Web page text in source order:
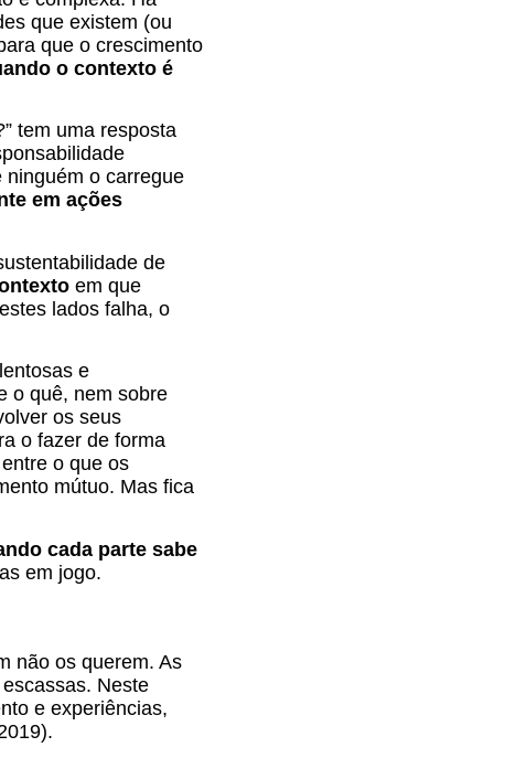
que existem (ou
que o crescimento
o contexto é
tem uma resposta
ninguém o carregue
em ações
de
em que
lados falha, o
e
o quê, nem sobre
os seus
o fazer de forma
o que os
mútuo. Mas fica
cada parte sabe
em jogo.
não os querem. As
Neste
e experiências,